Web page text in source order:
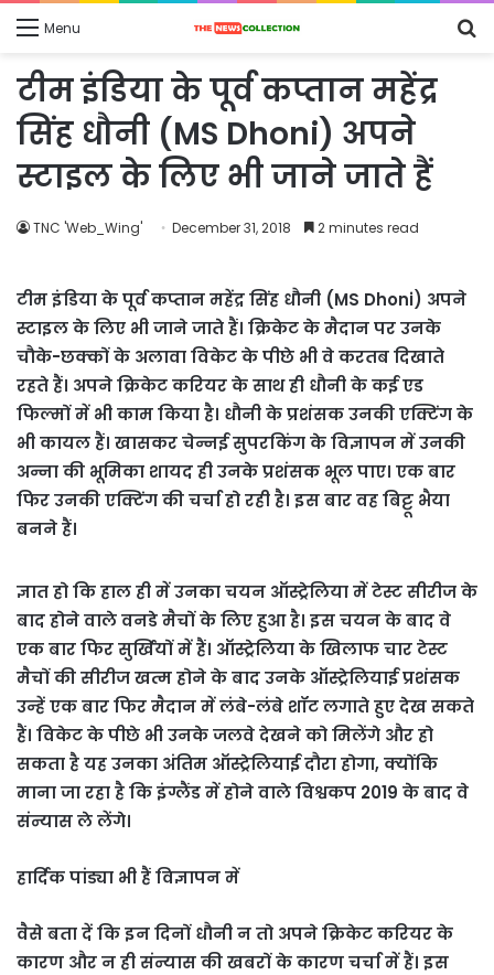
Menu
टीम इंडिया के पूर्व कप्तान महेंद्र
सिंह धौनी (MS Dhoni) अपने
स्टाइल के लिए भी जाने जाते हैं
TNC 'Web_Wing' December 31, 2018 2 minutes read
टीम इंडिया के पूर्व कप्तान महेंद्र सिंह धौनी (MS Dhoni) अपने
स्टाइल के लिए भी जाने जाते हैं। क्रिकेट के मैदान पर उनके
चौके-छक्कों के अलावा विकेट के पीछे भी वे करतब दिखाते
रहते हैं। अपने क्रिकेट करियर के साथ ही धौनी के कई एड
फिल्मों में भी काम किया है। धौनी के प्रशंसक उनकी एक्टिंग के
भी कायल हैं। खासकर चेन्नई सुपरकिंग के विज्ञापन में उनकी
अन्ना की भूमिका शायद ही उनके प्रशंसक भूल पाए। एक बार
फिर उनकी एक्टिंग की चर्चा हो रही है। इस बार वह बिट्टू भैया
बनने हैं।
ज्ञात हो कि हाल ही में उनका चयन ऑस्ट्रेलिया में टेस्ट सीरीज के
बाद होने वाले वनडे मैचों के लिए हुआ है। इस चयन के बाद वे
एक बार फिर सुर्खियों में हैं। ऑस्ट्रेलिया के खिलाफ चार टेस्ट
मैचों की सीरीज खत्म होने के बाद उनके ऑस्ट्रेलियाई प्रशंसक
उन्हें एक बार फिर मैदान में लंबे-लंबे शॉट लगाते हुए देख सकते
हैं। विकेट के पीछे भी उनके जलवे देखने को मिलेंगे और हो
सकता है यह उनका अंतिम ऑस्ट्रेलियाई दौरा होगा, क्योंकि
माना जा रहा है कि इंग्लैंड में होने वाले विश्वकप 2019 के बाद वे
संन्यास ले लेंगे।
हार्दिक पांड्या भी हैं विज्ञापन में
वैसे बता दें कि इन दिनों धौनी न तो अपने क्रिकेट करियर के
कारण और न ही संन्यास की खबरों के कारण चर्चा में हैं। इस